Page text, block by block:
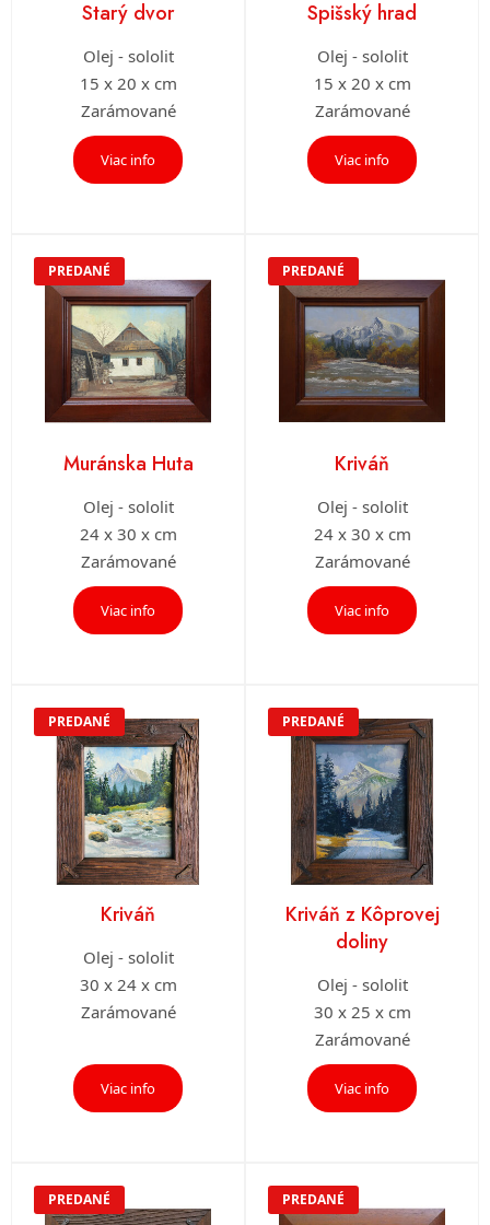
Starý dvor
Olej - sololit
15 x 20 x cm
Zarámované
Viac info
Spišský hrad
Olej - sololit
15 x 20 x cm
Zarámované
Viac info
PREDANÉ
Muránska Huta
Olej - sololit
24 x 30 x cm
Zarámované
Viac info
PREDANÉ
Kriváň
Olej - sololit
24 x 30 x cm
Zarámované
Viac info
PREDANÉ
Kriváň
Olej - sololit
30 x 24 x cm
Zarámované
Viac info
PREDANÉ
Kriváň z Kôprovej
doliny
Olej - sololit
30 x 25 x cm
Zarámované
Viac info
PREDANÉ PREDANÉ